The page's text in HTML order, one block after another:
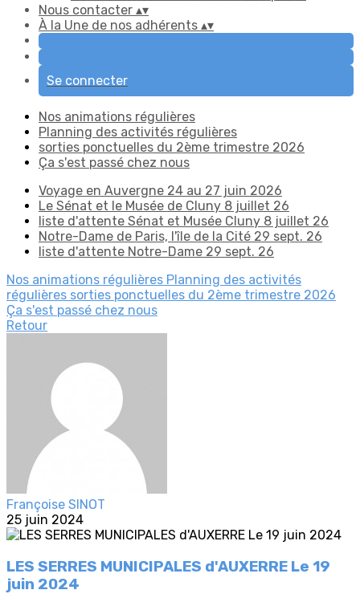
Nous contacter ▴▾
À la Une de nos adhérents ▴▾
Se connecter
Nos animations régulières
Planning des activités régulières
sorties ponctuelles du 2ème trimestre 2026
Ça s'est passé chez nous
Voyage en Auvergne 24 au 27 juin 2026
Le Sénat et le Musée de Cluny 8 juillet 26
liste d'attente Sénat et Musée Cluny 8 juillet 26
Notre-Dame de Paris, l'île de la Cité 29 sept. 26
liste d'attente Notre-Dame 29 sept. 26
Nos animations régulières Planning des activités
régulières sorties ponctuelles du 2ème trimestre 2026
Ça s'est passé chez nous
Retour
Françoise SINOT
25 juin 2024
LES SERRES MUNICIPALES d'AUXERRE Le 19
juin 2024